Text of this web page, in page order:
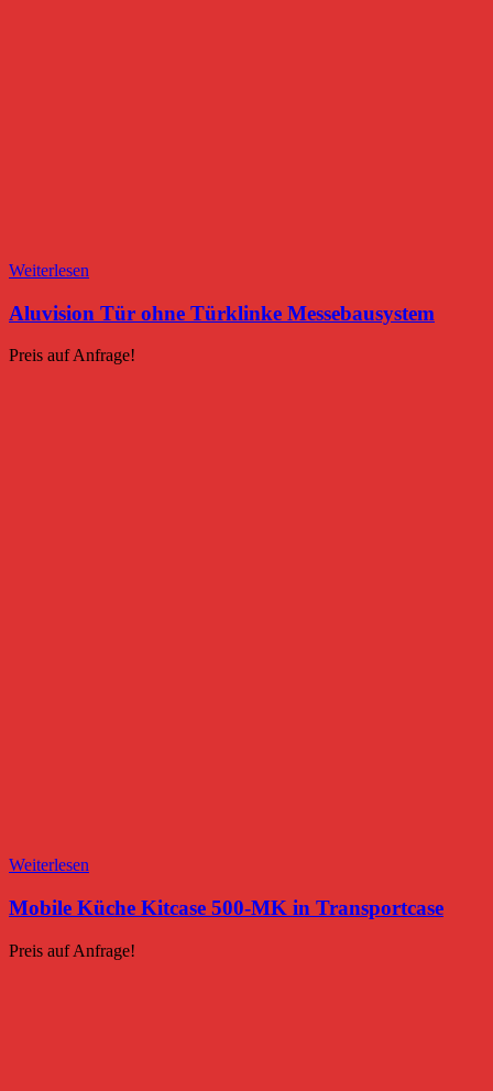
Weiterlesen
Aluvision Tür ohne Türklinke Messebausystem
Preis auf Anfrage!
Weiterlesen
Mobile Küche Kitcase 500-MK in Transportcase
Preis auf Anfrage!